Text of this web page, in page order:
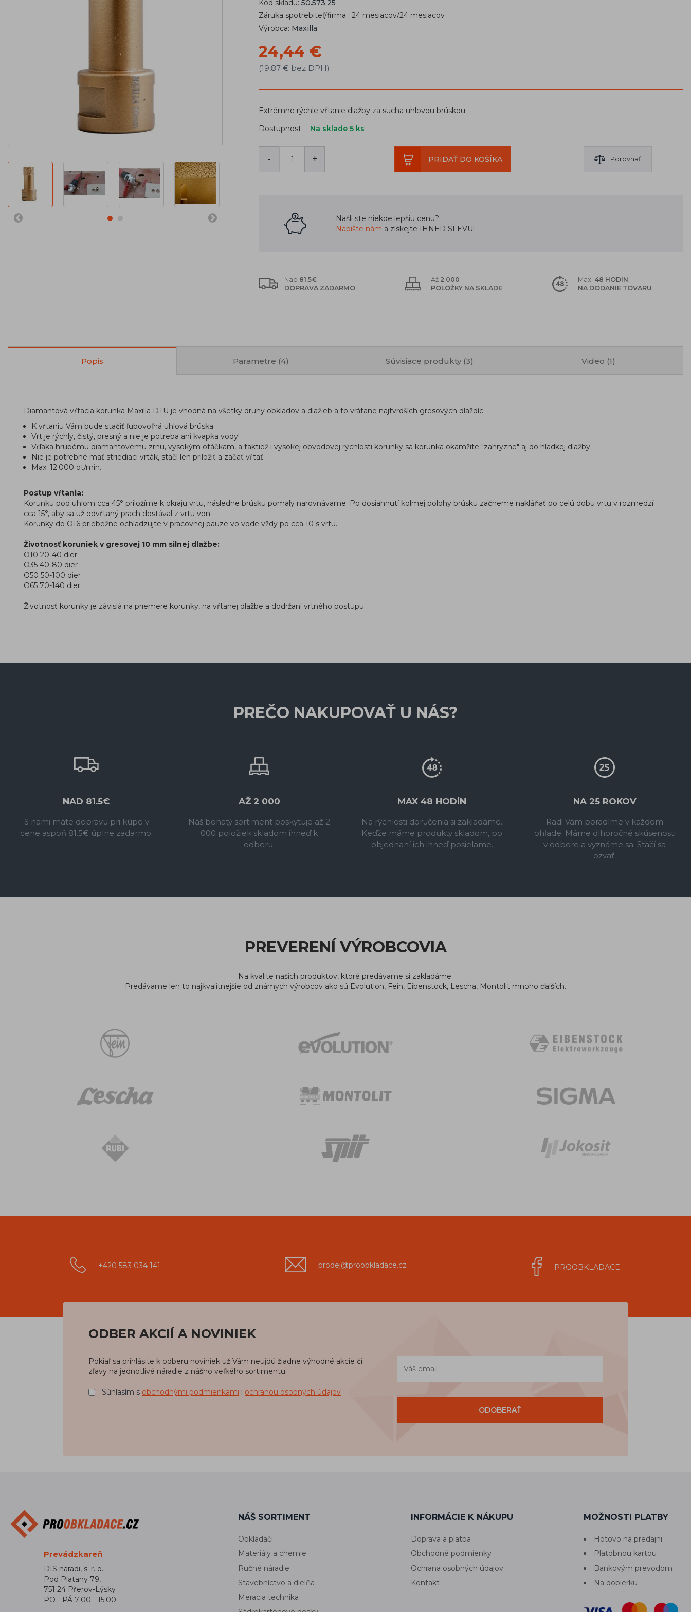
Kód skladu: 50.573.25
Záruka spotrebiteľ/firma: 24 mesiacov/24 mesiacov
Výrobca: Maxilla
24,44 €
(19,87 € bez DPH)
Extrémne rýchle vŕtanie dlažby za sucha uhlovou brúskou.
Dostupnost:
Na sklade 5 ks
- + PRIDAŤ DO KOŠÍKA Porovnať
Našli ste niekde lepšiu cenu?
Napište nám a získejte IHNED SLEVU!
Nad 81.5€
DOPRAVA ZADARMO
Až 2 000
POLOŽKY NA SKLADE
Max. 48 HODIN
NA DODANIE TOVARU
Popis Parametre (4) Súvisiace produkty (3) Video (1)
Diamantová vŕtacia korunka Maxilla DTU je vhodná na všetky druhy obkladov a dlažieb a to vrátane najtvrdších gresových dlaždíc.
K vŕtaniu Vám bude stačiť ľubovoľná uhlová brúska.
Vrt je rýchly, čistý, presný a nie je potreba ani kvapka vody!
Vďaka hrubému diamantovému zrnu, vysokým otáčkam, a taktiež i vysokej obvodovej rýchlosti korunky sa korunka okamžite "zahryzne" aj do hladkej dlažby.
Nie je potrebné mať striediaci vrták, stačí len priložiť a začať vŕtať.
Max. 12.000 ot/min.
Postup vŕtania:
Korunku pod uhlom cca 45° priložíme k okraju vrtu, následne brúsku pomaly narovnávame. Po dosiahnutí kolmej polohy brúsku začneme nakláňať po celú dobu vrtu v rozmedzí
cca 15°, aby sa už odvŕtaný prach dostával z vrtu von.
Korunky do O16 priebežne ochladzujte v pracovnej pauze vo vode vždy po cca 10 s vrtu.
Životnosť koruniek v gresovej 10 mm silnej dlažbe:
O10 20-40 dier
O35 40-80 dier
O50 50-100 dier
O65 70-140 dier
Životnosť korunky je závislá na priemere korunky, na vŕtanej dlažbe a dodržaní vrtného postupu.
PREČO NAKUPOVAŤ U NÁS?
NAD 81.5€
S nami máte dopravu pri kúpe v
cene aspoň 81.5€ úplne zadarmo.
AŽ 2 000
Náš bohatý sortiment poskytuje až 2
000 položiek skladom ihneď k
odberu.
MAX 48 HODÍN
Na rýchlosti doručenia si zakladáme.
Keďže máme produkty skladom, po
objednaní ich ihneď posielame.
NA 25 ROKOV
Radi Vám poradíme v každom
ohľade. Máme dlhoročné skúsenosti
v odbore a vyznáme sa. Stačí sa
ozvať.
PREVERENÍ VÝROBCOVIA
Na kvalite našich produktov, ktoré predávame si zakladáme.
Predávame len to najkvalitnejšie od známych výrobcov ako sú Evolution, Fein, Eibenstock, Lescha, Montolit mnoho ďalších.
+420 583 034 141 prodej@proobkladace.cz PROOBKLADACE
ODBER AKCIÍ A NOVINIEK
Pokiaľ sa prihlásite k odberu noviniek už Vám neujdú žiadne výhodné akcie či
zľavy na jednotlivé náradie z nášho veľkého sortimentu.
Súhlasím s obchodnými podmienkami i ochranou osobných údajov
ODOBERAŤ
Prevádzkareň
DIS naradi, s. r. o.
Pod Platany 79,
751 24 Přerov-Lýsky
PO - PÁ 7:00 - 15:00
NÁŠ SORTIMENT
Obkladači
Materiály a chemie
Ručné náradie
Stavebníctvo a dielňa
Meracia technika
INFORMÁCIE K NÁKUPU
Doprava a platba
Obchodné podmienky
Ochrana osobných údajov
Kontakt
MOŽNOSTI PLATBY
Hotovo na predajni
Platobnou kartou
Bankovým prevodom
Na dobierku